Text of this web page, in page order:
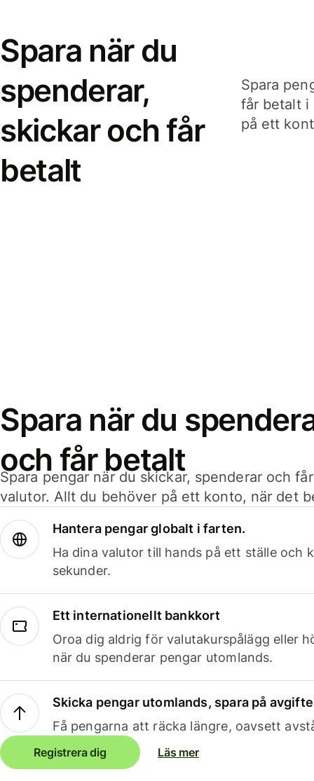
Spara när du
spenderar,
skickar och får
betalt
Spara
får betalt i
på ett
Spara när du
och får betalt
Spara pengar när du skickar, spenderar och
valutor. Allt du behöver på ett konto, när det
Hantera pengar globalt i farten.
Ha dina valutor till hands på ett ställe och
sekunder.
Ett internationellt bankkort
Oroa dig aldrig för valutakurspålägg eller
när du spenderar pengar utomlands.
Skicka pengar utomlands, spara på
Få pengarna att räcka längre, oavsett
Registrera dig Läs mer